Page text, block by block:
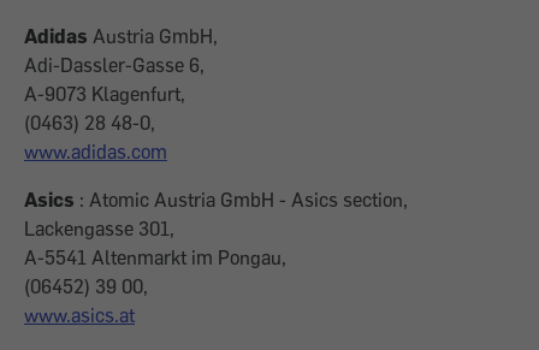
Adidas Austria GmbH,
Adi-Dassler-Gasse 6,
A-9073 Klagenfurt,
(0463) 28 48-0,
www.adidas.com
Asics : Atomic Austria GmbH - Asics section,
Lackengasse 301,
A-5541 Altenmarkt im Pongau,
(06452) 39 00,
www.asics.at